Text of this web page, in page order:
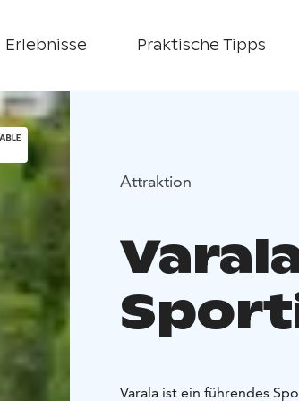
Erlebnisse Praktische Tipps
Attraktion
Varala ist ein führendes